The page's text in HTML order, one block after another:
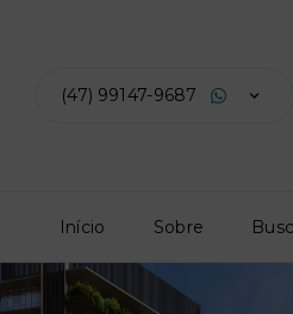
(47) 99147-9687
Início Sobre